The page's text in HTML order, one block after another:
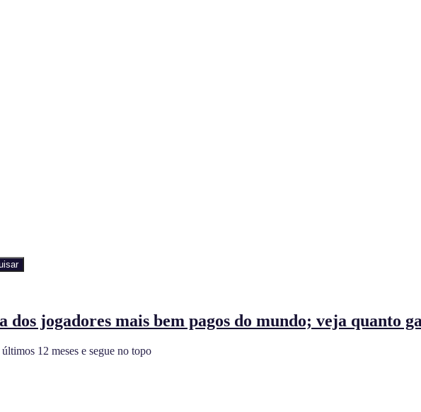
jogadores mais bem pagos do mundo; veja quanto
12 meses e segue no topo